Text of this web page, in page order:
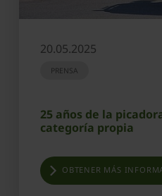
20.05.2025
PRENSA
25 años de la
categoría propia
OBTENER MÁS